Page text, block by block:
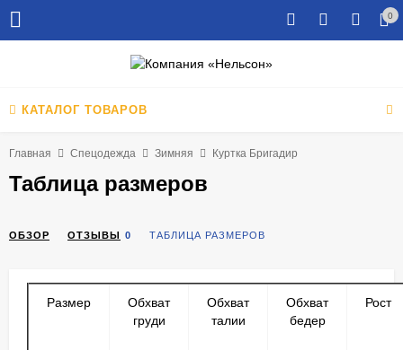
0
КАТАЛОГ ТОВАРОВ
Главная Спецодежда Зимняя Куртка Бригадир
Таблица размеров
ОБЗОР ОТЗЫВЫ 0 ТАБЛИЦА РАЗМЕРОВ
Размер
Обхват
груди
Обхват
талии
Обхват
бедер
Рост